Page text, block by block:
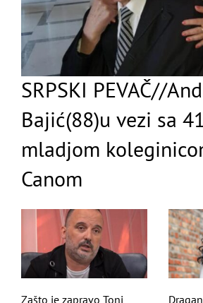
SRPSKI PEVAČ//
Bajić(88)u vezi sa
mladjom
Canom
Zašto je zapravo Toni